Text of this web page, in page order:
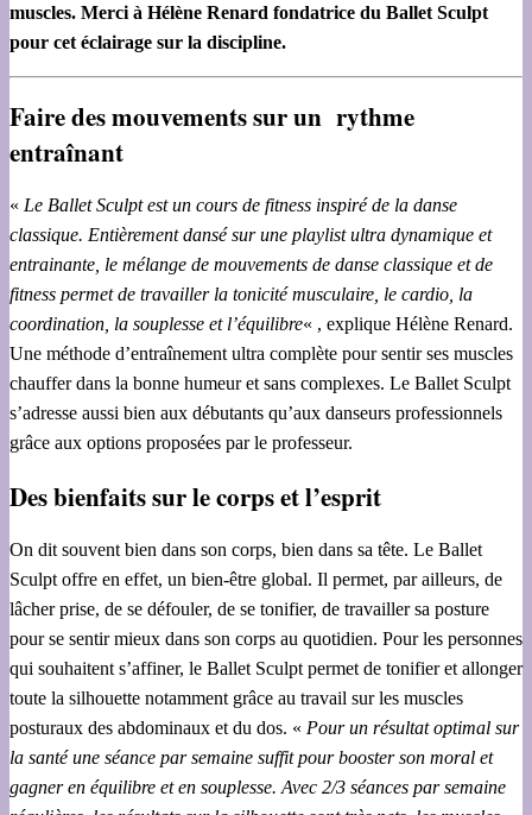
muscles. Merci à Hélène Renard fondatrice du Ballet Sculpt
pour cet éclairage sur la discipline.
Faire des mouvements sur un rythme
entraînant
« Le Ballet Sculpt est un cours de fitness inspiré de la danse
classique. Entièrement dansé sur une playlist ultra dynamique et
entrainante, le mélange de mouvements de danse classique et de
fitness permet de travailler la tonicité musculaire, le cardio, la
coordination, la souplesse et l’équilibre« , explique Hélène Renard.
Une méthode d’entraînement ultra complète pour sentir ses muscles
chauffer dans la bonne humeur et sans complexes. Le Ballet Sculpt
s’adresse aussi bien aux débutants qu’aux danseurs professionnels
grâce aux options proposées par le professeur.
Des bienfaits sur le corps et l’esprit
On dit souvent bien dans son corps, bien dans sa tête. Le Ballet
Sculpt offre en effet, un bien-être global. Il permet, par ailleurs, de
lâcher prise, de se défouler, de se tonifier, de travailler sa posture
pour se sentir mieux dans son corps au quotidien. Pour les personnes
qui souhaitent s’affiner, le Ballet Sculpt permet de tonifier et allonger
toute la silhouette notamment grâce au travail sur les muscles
posturaux des abdominaux et du dos. « Pour un résultat optimal sur
la santé une séance par semaine suffit pour booster son moral et
gagner en équilibre et en souplesse. Avec 2/3 séances par semaine